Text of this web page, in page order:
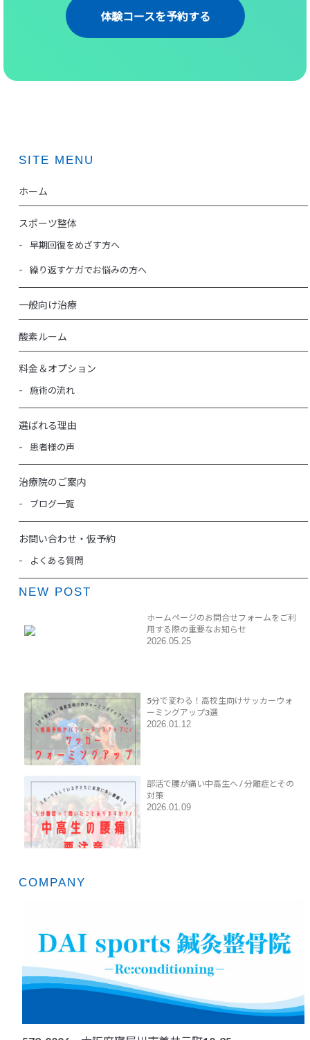
体験コースを予約する
SITE MENU
ホーム
スポーツ整体
早期回復をめざす方へ
繰り返すケガでお悩みの方へ
一般向け治療
酸素ルーム
料金＆オプション
施術の流れ
選ばれる理由
患者様の声
治療院のご案内
ブログ一覧
お問い合わせ・仮予約
よくある質問
NEW POST
ホームページのお問合せフォームをご利
用する際の重要なお知らせ
2026.05.25
5分で変わる！高校生向けサッカーウォ
ーミングアップ3選
2026.01.12
部活で腰が痛い中高生へ / 分離症とその
対策
2026.01.09
COMPANY